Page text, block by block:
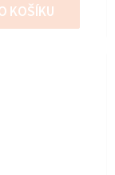
KOŠÍKU